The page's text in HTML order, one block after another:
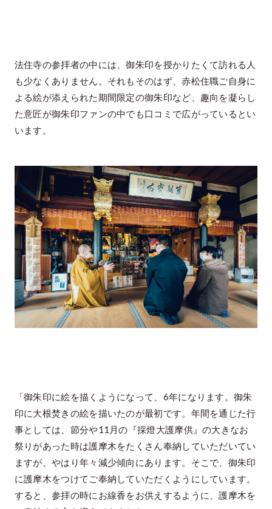
法住寺の参拝者の中には、御朱印を授かりたくて訪れる人
も少なくありません。それもそのはず、赤松住職ご自身に
よる絵が添えられた期間限定の御朱印など、趣向を凝らし
た意匠が御朱印ファンの中でも口コミで広がっているとい
います。
「御朱印に絵を描くようになって、6年になります。御朱
印に大根焚きの絵を描いたのが最初です。年間を通じた行
事としては、節分や11月の『採燈大護摩供』の大きなお
祭りがあった時は護摩木をたくさん奉納していただいてい
ますが、やはり年々減少傾向にあります。そこで、御朱印
に護摩木をつけてご奉納していただくようにしています。
すると、参拝の時にお線香をお供えするように、護摩木を